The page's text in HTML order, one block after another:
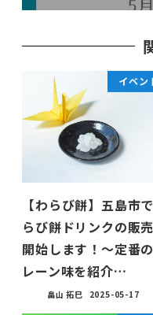
イベン
【わらび餅】五島市
らび餅ドリンクの販
開始します！〜定番
レーン味を紹介…
畠山 拓巳 2025-05-17